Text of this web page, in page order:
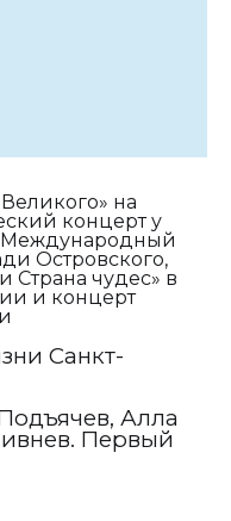
на
концерт у
Международный
Островского,
Страна чудес» в
и концерт
Санкт-
Алла
Первый